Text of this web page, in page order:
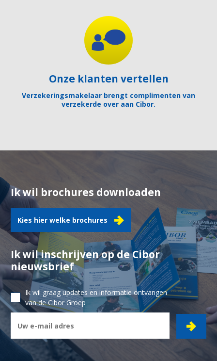
Onze klanten vertellen
Verzekeringsmakelaar brengt complimenten van
verzekerde over aan Cibor.
Ik wil brochures downloaden
Kies hier welke brochures
Ik wil inschrijven op de Cibor
nieuwsbrief
Ik wil graag updates en informatie ontvangen
van de Cibor Groep